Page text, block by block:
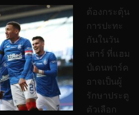
ต้องกระตุ้น
การปะทะ
กันในวัน
เสาร์ ที่แฮม
ป์เดนพาร์ค
อาจเป็นผู้
รักษาประตู
ตัวเลือก